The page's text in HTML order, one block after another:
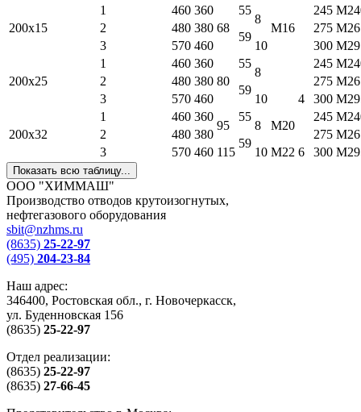
M16
200х15
1 460 360
68
55
8
245
2
480 380
59
275
3
570 460 10 300
200х25
1 460 360
80
55
8
4
245
2
480 380
59
275
3
570 460 10 300
200х32
1 460 360
95
55
8 М20
245
2
480 380
59
275
3
570 460 115 10 M22 6 300
Показать всю таблицу...
ООО "ХИММАШ"
Производство отводов крутоизогнутых,
нефтегазового оборудования
sbit@nzhms.ru
(8635) 25-22-97
(495) 204-23-84
Наш адрес:
346400, Ростовская обл., г. Новочеркасск,
ул. Буденновская 156
(8635) 25-22-97
Отдел реализации:
(8635) 25-22-97
(8635) 27-66-45